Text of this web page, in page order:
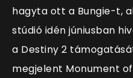
hagyta ott a Bungie-t,
stúdió idén júniusban
a Destiny 2
megjelent Monument